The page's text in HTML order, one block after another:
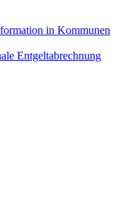
in Kommunen
Entgeltabrechnung